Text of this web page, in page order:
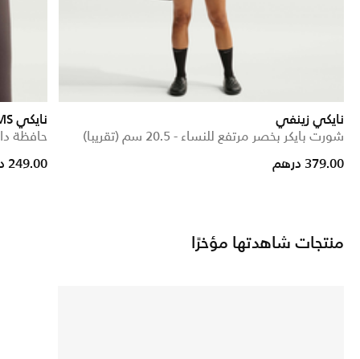
نايكي زينفي
شورت بايكر بخصر مرتفع للنساء - 20.5 سم (تقريبا)
379.00 درهم
نايكي SKIMS
حافظة
249.00 درهم
منتجات شاهدتها مؤخرًا